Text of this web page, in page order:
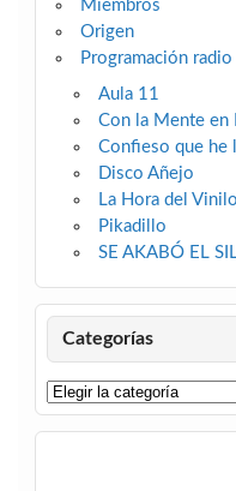
Miembros
Origen
Programación radio
Aula 11
Con la Mente en
Confieso que he
Disco Añejo
La Hora del Vinilo
Pikadillo
SE AKABÓ EL
Categorías
Categorías